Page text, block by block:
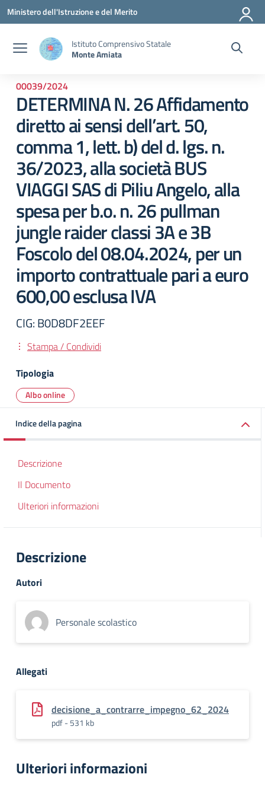
Vai ai contenuti
Vai al menu di navigazione
Vai al footer
Ministero dell'Istruzione e del Merito
Istituto Comprensivo Statale
Monte Amiata
00039/2024
DETERMINA N. 26 Affidamento
diretto ai sensi dell’art. 50,
comma 1, lett. b) del d. lgs. n.
36/2023, alla società BUS
VIAGGI SAS di Piliu Angelo, alla
spesa per b.o. n. 26 pullman
jungle raider classi 3A e 3B
Foscolo del 08.04.2024, per un
importo contrattuale pari a euro
600,00 esclusa IVA
CIG: B0D8DF2EEF
Stampa / Condividi
Tipologia
Albo online
Indice della pagina
Descrizione
Il Documento
Ulteriori informazioni
Descrizione
Autori
Personale scolastico
Allegati
decisione_a_contrarre_impegno_62_2024
pdf - 531 kb
Ulteriori informazioni